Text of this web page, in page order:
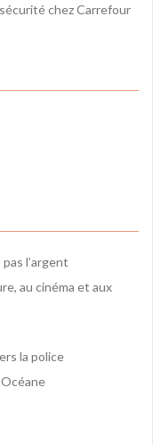
chez Carrefour
l’argent
au cinéma et aux
la police